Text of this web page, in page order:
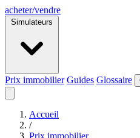
acheter/vendre
Simulateurs
Prix immobilier Guides Glossaire
Accueil
/
Prix immobilier